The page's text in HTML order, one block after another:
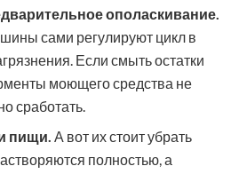
ополаскивание.
сами регулируют цикл в
Если смыть остатки
моющего средства не
сработать.
пищи. А вот их стоит убрать
полностью, а